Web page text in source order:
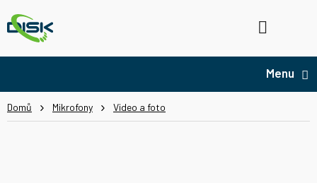
na
obsah
Domů Mikrofony Video a foto